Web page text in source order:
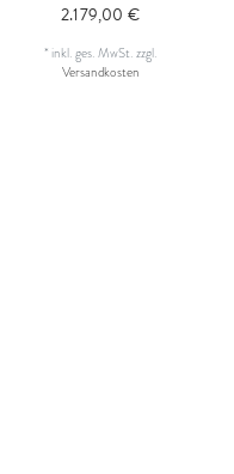
2.179,00 €
* inkl. ges. MwSt.zzgl.
Versandkosten